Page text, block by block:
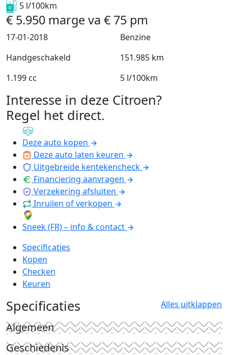
5 l/100km
€ 5.950 marge va € 75 pm
17-01-2018
Benzine
Handgeschakeld
151.985 km
1.199 cc
5 l/100km
Interesse in deze Citroen?
Regel het direct.
Deze auto kopen
Deze auto laten keuren
Uitgebreide kentekencheck
Financiering aanvragen
Verzekering afsluiten
Inruilen of verkopen
Sneek (FR) – info & contact
Specificaties
Kopen
Checken
Keuren
Specificaties Alles uitklappen
Algemeen
Geschiedenis